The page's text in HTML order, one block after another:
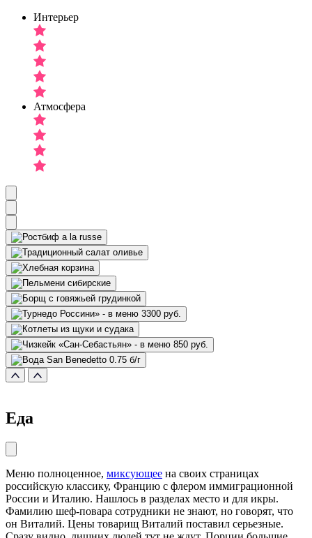
Интерьер
Атмосфера
Еда
Меню полноценное, миксующее на своих страницах
российскую классику, Францию с флером иммиграционной
России и Италию. Нашлось в разделах место и для икры.
Фамилию шеф-повара сотрудники не знают, но говорят, что
он Виталий. Цены товарищ Виталий поставил серьезные.